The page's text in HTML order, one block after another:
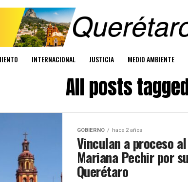
INTERNACIONAL JUSTICIA MEDIO AMBIENTE
All posts
GOBIERNO hace 2 años
Vinculan a proceso
Mariana Pechir por
Querétaro